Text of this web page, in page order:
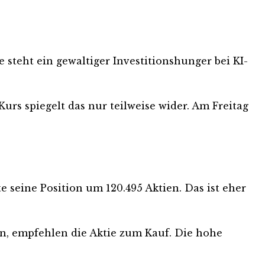
steht ein gewaltiger Investitionshunger bei KI-
spiegelt das nur teilweise wider. Am Freitag
Position um 120.495 Aktien. Das ist eher
empfehlen die Aktie zum Kauf. Die hohe